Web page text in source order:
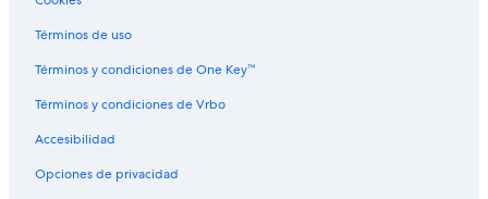
Condominios en Bello
Apartamentos en Bello
Hostales en Bello
Hoteles de lujo en Bello
Hoteles Dann en Bello
Términos de uso
Términos y condiciones de One Key™
Términos y condiciones de Vrbo
Accesibilidad
Opciones de privacidad